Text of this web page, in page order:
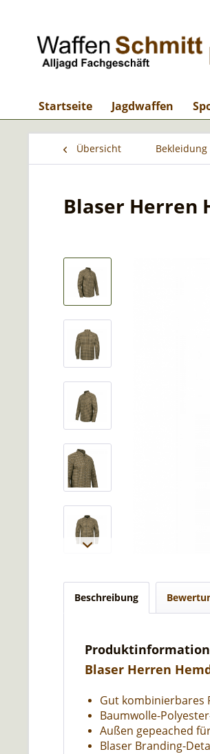
Startseite Jagdwaffen
Übersicht Bekleidung
Blaser Herren
Beschreibung
Blaser Herren
Gut kombinierbares
Baumwolle-
Außen gepeached
Blaser Branding-